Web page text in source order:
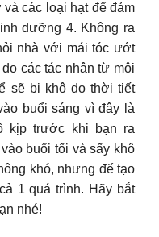
các loại hạt để đảm
dưỡng 4. Không ra
nhà với mái tóc ướt
các tác nhân từ môi
sẽ bị khô do thời tiết
buổi sáng vì đây là
kịp trước khi bạn ra
buổi tối và sấy khô
khó, nhưng để tạo
1 quá trình. Hãy bắt
nhé!